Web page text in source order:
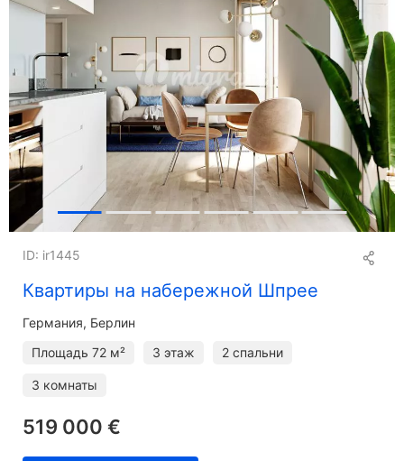
Квартиры на набережной Шпрее
ID: ir1445
Германия, Берлин
Площадь 72 м² 3 этаж 2 спальни
3 комнаты
519 000 €